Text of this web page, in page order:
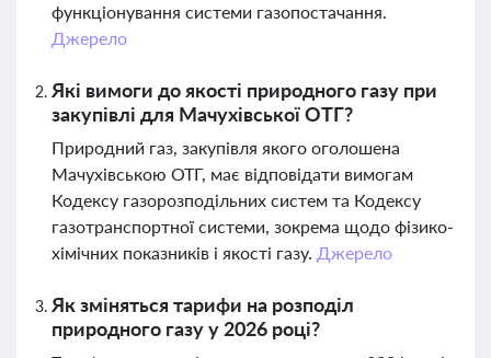
функціонування системи газопостачання.
Джерело
Які вимоги до якості природного газу при
закупівлі для Мачухівської ОТГ?
Природний газ, закупівля якого оголошена
Мачухівською ОТГ, має відповідати вимогам
Кодексу газорозподільних систем та Кодексу
газотранспортної системи, зокрема щодо фізико-
хімічних показників і якості газу. Джерело
Як зміняться тарифи на розподіл
природного газу у 2026 році?